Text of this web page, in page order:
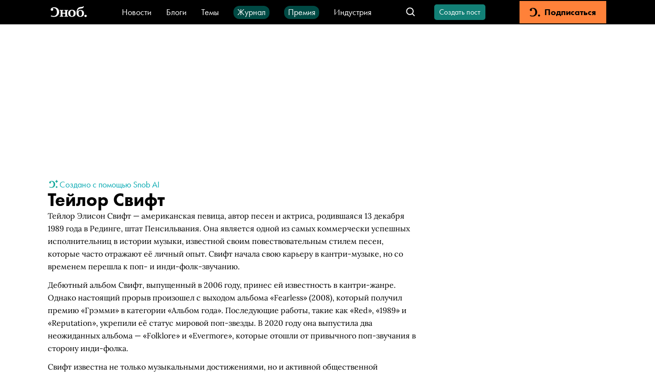
Новости Блоги Темы Журнал Премия
Индустрия
Стиль
Видео Город IT-продукты
Создать пост Подписаться
Создано с помощью Snob AI
Тейлор Свифт
Тейлор Элисон Свифт — американская певица, автор песен и актриса, родившаяся 13 декабря
1989 года в Рединге, штат Пенсильвания. Она является одной из самых коммерчески успешных
исполнительниц в истории музыки, известной своим повествовательным стилем песен,
которые часто отражают её личный опыт. Свифт начала свою карьеру в кантри-музыке, но со
временем перешла к поп- и инди-фолк-звучанию.
Дебютный альбом Свифт, выпущенный в 2006 году, принес ей известность в кантри-жанре.
Однако настоящий прорыв произошел с выходом альбома «Fearless» (2008), который получил
премию «Грэмми» в категории «Альбом года». Последующие работы, такие как «Red», «1989» и
«Reputation», укрепили её статус мировой поп-звезды. В 2020 году она выпустила два
неожиданных альбома — «Folklore» и «Evermore», которые отошли от привычного поп-звучания в
сторону инди-фолка.
Свифт известна не только музыкальными достижениями, но и активной общественной